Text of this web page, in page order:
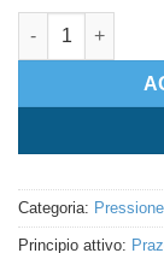
Prazosin quantità
Categoria:
Principio attivo: